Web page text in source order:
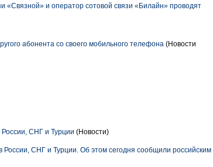
«Связной» и оператор сотовой связи «Билайн» проводят
абонента со своего мобильного телефона (Новости
России, СНГ и Турции (Новости)
России, СНГ и Турции. Об этом сегодня сообщили российским